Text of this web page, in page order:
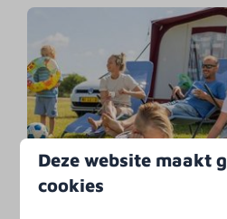
Deze website maakt
cookies